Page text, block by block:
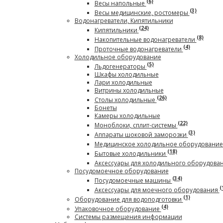
Весы напольные
Весы медицинские, ростомеры(3)
Водонагреватели, Кипятильники
Кипятильники(24)
Накопительные водонагреватели(8)
Проточные водонагреватели(4)
Холодильное оборудование
Льдогенераторы(5)
Шкафы холодильные
Лари холодильные
Витрины холодильные
Столы холодильные(26)
Бонеты
Камеры холодильные
Моноблоки, сплит-системы(22)
Аппараты шоковой заморозки(3)
Медицинское холодильное
Бытовые холодильники(18)
Аксессуары для холодильного
Посудомоечное оборудование
Посудомоечные машины(34)
Аксессуары для моечного оборудования
Оборудование для водоподготовки(1)
Упаковочное оборудование(4)
Системы размещения информации